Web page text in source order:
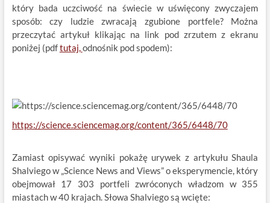
który bada uczciwość na świecie w uświęcony zwyczajem
sposób: czy ludzie zwracają zgubione portfele? Można
przeczytać artykuł klikając na link pod zrzutem z ekranu
poniżej (pdftutaj,odnośnik pod spodem):
https://science.sciencemag.org/content/365/6448/70
Zamiast opisywać wyniki pokażę urywek z artykułu Shaula
Shalviego w „Science News and Views” o eksperymencie, który
obejmował 17 303 portfeli zwróconych władzom w 355
miastach w 40 krajach. Słowa Shalviego są wcięte: